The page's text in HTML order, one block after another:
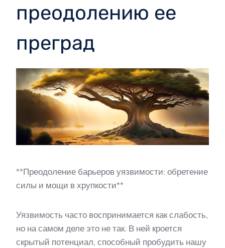
преодолению ее
преград
**Преодоление барьеров уязвимости: обретение
силы и мощи в хрупкости**
Уязвимость часто воспринимается как слабость,
но на самом деле это не так. В ней кроется
скрытый потенциал, способный пробудить нашу